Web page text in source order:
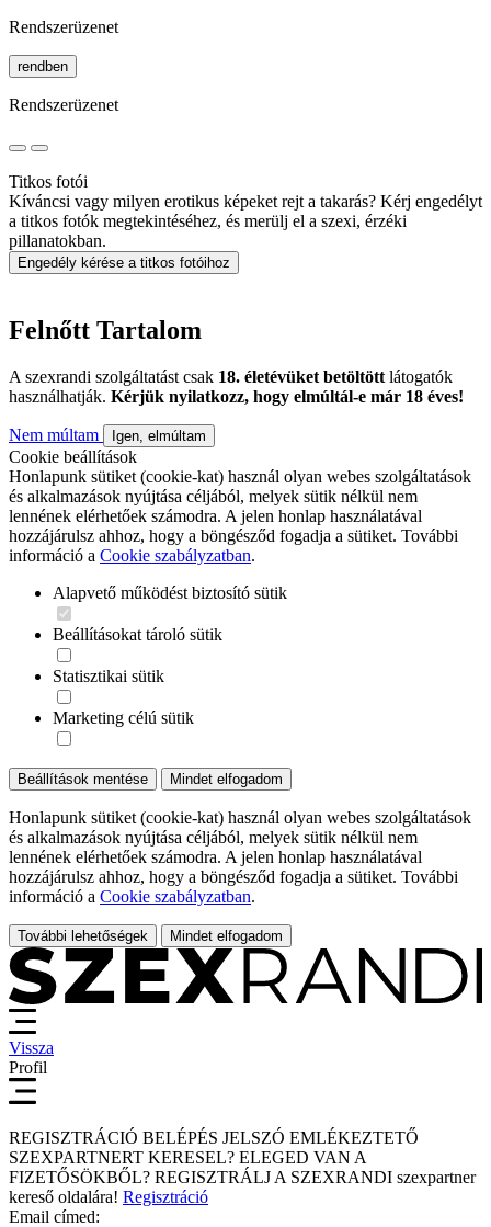
Rendszerüzenet
rendben
Rendszerüzenet
Titkos fotói
Kíváncsi vagy milyen erotikus képeket rejt a takarás? Kérj engedélyt
a titkos fotók megtekintéséhez, és merülj el a szexi, érzéki
pillanatokban.
Engedély kérése a titkos fotóihoz
Felnőtt Tartalom
A szexrandi szolgáltatást csak 18. életévüket betöltött látogatók
használhatják. Kérjük nyilatkozz, hogy elmúltál-e már 18 éves!
Nem múltam Igen, elmúltam
Cookie beállítások
Honlapunk sütiket (cookie-kat) használ olyan webes szolgáltatások
és alkalmazások nyújtása céljából, melyek sütik nélkül nem
lennének elérhetőek számodra. A jelen honlap használatával
hozzájárulsz ahhoz, hogy a böngésződ fogadja a sütiket. További
információ a Cookie szabályzatban.
Alapvető működést biztosító sütik
Beállításokat tároló sütik
Statisztikai sütik
Marketing célú sütik
Beállítások mentése Mindet elfogadom
Honlapunk sütiket (cookie-kat) használ olyan webes szolgáltatások
és alkalmazások nyújtása céljából, melyek sütik nélkül nem
lennének elérhetőek számodra. A jelen honlap használatával
hozzájárulsz ahhoz, hogy a böngésződ fogadja a sütiket. További
információ a Cookie szabályzatban.
További lehetőségek Mindet elfogadom
Vissza
Profil
REGISZTRÁCIÓ BELÉPÉS JELSZÓ EMLÉKEZTETŐ
SZEXPARTNERT KERESEL? ELEGED VAN A
FIZETŐSÖKBŐL? REGISZTRÁLJ A SZEXRANDI szexpartner
kereső oldalára! Regisztráció
Email címed: